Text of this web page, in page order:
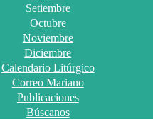
Setiembre
Octubre
Noviembre
Diciembre
Calendario Litúrgico
Correo Mariano
Publicaciones
Búscanos